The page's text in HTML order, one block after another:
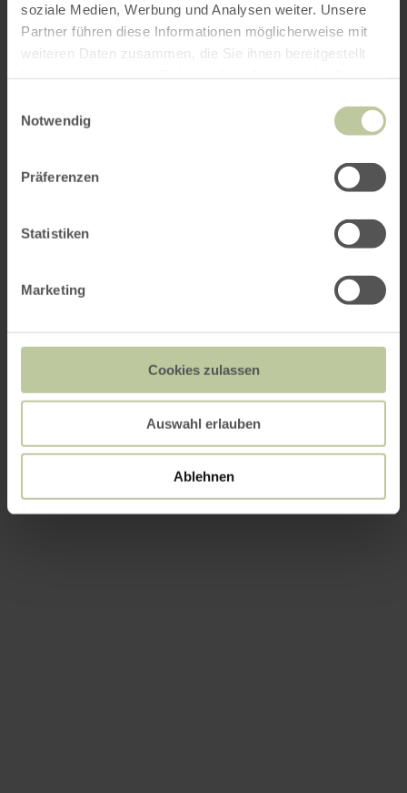
soziale Medien, Werbung und Analysen weiter. Unsere
Partner führen diese Informationen möglicherweise mit
weiteren Daten zusammen, die Sie ihnen bereitgestellt
Notwendig
Präferenzen
Statistiken
Marketing
Cookies zulassen
Auswahl erlauben
Ablehnen